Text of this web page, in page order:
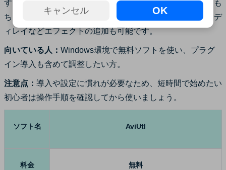
す。音声編集機能も充実しており、音量調整や位置調整はも
ちろん、拡張編集プラグインからノイズ除去やフェード、デ
ィレイなどエフェクトの追加も可能です。
向いている人： Windows環境で無料ソフトを使い、プラグ
イン導入も含めて調整したい方。
注意点： 導入や設定に慣れが必要なため、短時間で始めたい
初心者は操作手順を確認してから使いましょう。
ソフト名 AviUtl
料金 無料
キャンセル OK